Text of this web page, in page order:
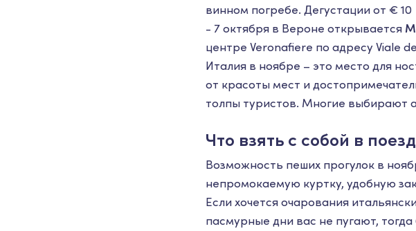
винном погребе. Дегустации от € 10
- 7 октября в Вероне открывается
центре Veronafiere по адресу Viale
Италия в ноябре – это место для
от красоты мест и
толпы туристов. Многие выбирают
Что взять с собой в
Возможность пеших прогулок в
непромокаемую куртку, удобную
Если хочется очарования
пасмурные дни вас не пугают,